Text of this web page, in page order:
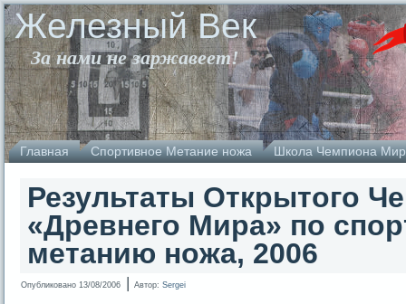
Железный Век
За нами не заржавеет!
Главная Спортивное Метание ножа Школа Чемпиона
Результаты Открытого
«Древнего Мира» по
метанию ножа, 2006
Опубликовано 13/08/2006 | Автор: Sergei